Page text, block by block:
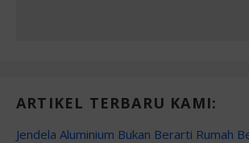
ARTIKEL TERBARU KAMI:
Jendela Aluminium Bukan Berarti Rumah